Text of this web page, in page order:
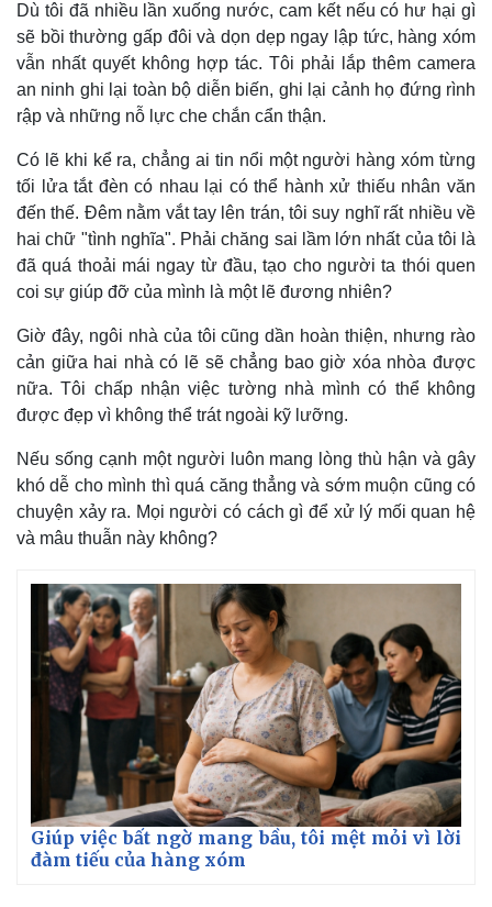
Bất động sản
Khởi nghiệp
Giá vàng
Tiêu dùng
Tỷ giá
Chứng khoán
Giá cà phê
Dù tôi đã nhiều lần xuống nước, cam kết nếu có hư hại gì
sẽ bồi thường gấp đôi và dọn dẹp ngay lập tức, hàng xóm
vẫn nhất quyết không hợp tác. Tôi phải lắp thêm camera
an ninh ghi lại toàn bộ diễn biến, ghi lại cảnh họ đứng rình
rập và những nỗ lực che chắn cẩn thận.
Có lẽ khi kể ra, chẳng ai tin nổi một người hàng xóm từng
tối lửa tắt đèn có nhau lại có thể hành xử thiếu nhân văn
đến thế. Đêm nằm vắt tay lên trán, tôi suy nghĩ rất nhiều về
hai chữ "tình nghĩa". Phải chăng sai lầm lớn nhất của tôi là
đã quá thoải mái ngay từ đầu, tạo cho người ta thói quen
coi sự giúp đỡ của mình là một lẽ đương nhiên?
Giờ đây, ngôi nhà của tôi cũng dần hoàn thiện, nhưng rào
cản giữa hai nhà có lẽ sẽ chẳng bao giờ xóa nhòa được
nữa. Tôi chấp nhận việc tường nhà mình có thể không
được đẹp vì không thể trát ngoài kỹ lưỡng.
Nếu sống cạnh một người luôn mang lòng thù hận và gây
khó dễ cho mình thì quá căng thẳng và sớm muộn cũng có
chuyện xảy ra. Mọi người có cách gì để xử lý mối quan hệ
và mâu thuẫn này không?
Giúp việc bất ngờ mang bầu, tôi mệt mỏi vì lời
đàm tiếu của hàng xóm